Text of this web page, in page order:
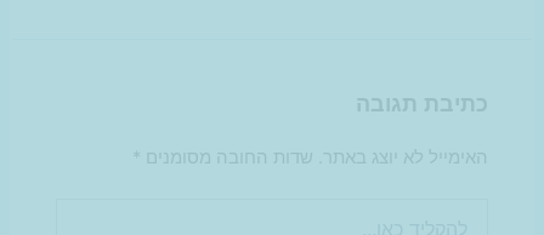
כתיבת תגובה
האימייל לא יוצג באתר. שדות החובה מסומנים *